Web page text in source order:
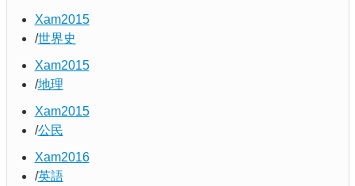
Xam2015
世界史
Xam2015
地理
Xam2015
公民
Xam2016
英語